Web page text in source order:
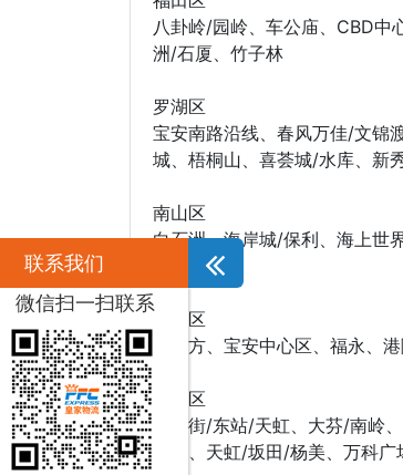
八卦岭/园岭、车公庙、CBD中
洲/石厦、竹子林
罗湖区
宝安南路沿线、春风万佳/文锦
城、梧桐山、喜荟城/水库、新
南山区
白石洲、海岸城/保利、海上世
宝安区
宝立方、宝安中心区、福永、
龙岗区
布吉街/东站/天虹、大芬/南岭
双龙、天虹/坂田/杨美、万科
联系我们
微信扫一扫联系